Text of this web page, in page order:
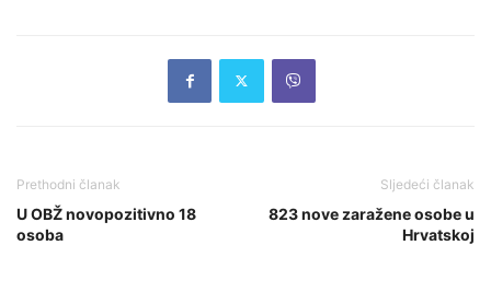
Prethodni članak
U OBŽ novopozitivno 18
osoba
Sljedeći članak
823 nove zaražene osobe u
Hrvatskoj